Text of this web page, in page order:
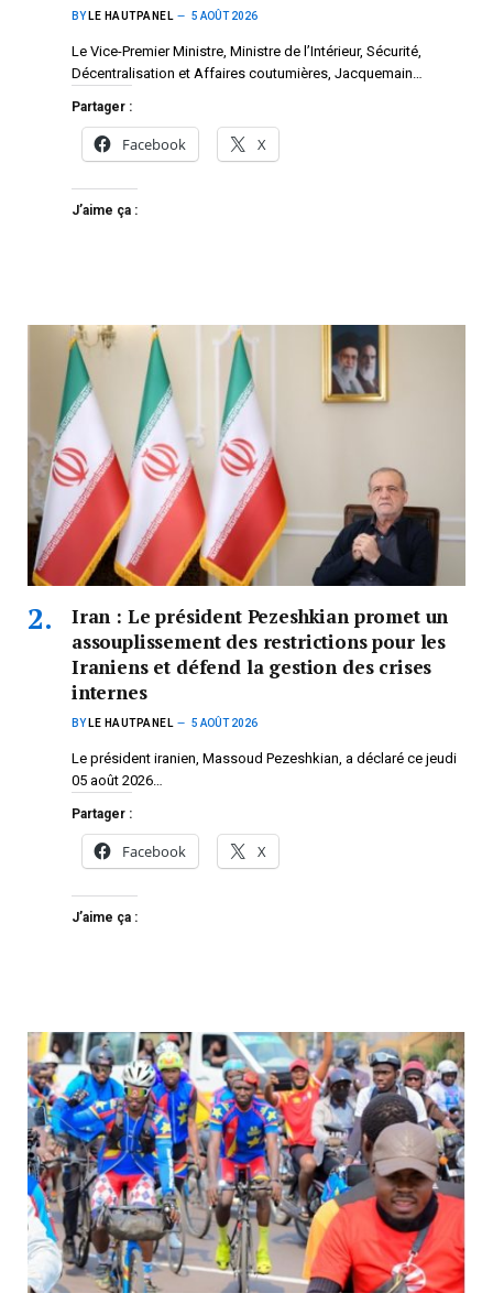
BY LE HAUTPANEL 5 AOÛT 2026
Le Vice-Premier Ministre, Ministre de l’Intérieur, Sécurité,
Décentralisation et Affaires coutumières, Jacquemain…
Partager :
Facebook X
J’aime ça :
Iran : Le président Pezeshkian promet un
assouplissement des restrictions pour les
Iraniens et défend la gestion des crises
internes
BY LE HAUTPANEL 5 AOÛT 2026
Le président iranien, Massoud Pezeshkian, a déclaré ce jeudi
05 août 2026…
Partager :
Facebook X
J’aime ça :